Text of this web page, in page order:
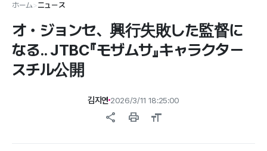
ホーム>ニュース
オ・ジョンセ、興行失敗した監督に
なる.. JTBC『モザムサ』キャラクター
スチル公開
김지연 2026/3/11 18:25:00
share print format_size